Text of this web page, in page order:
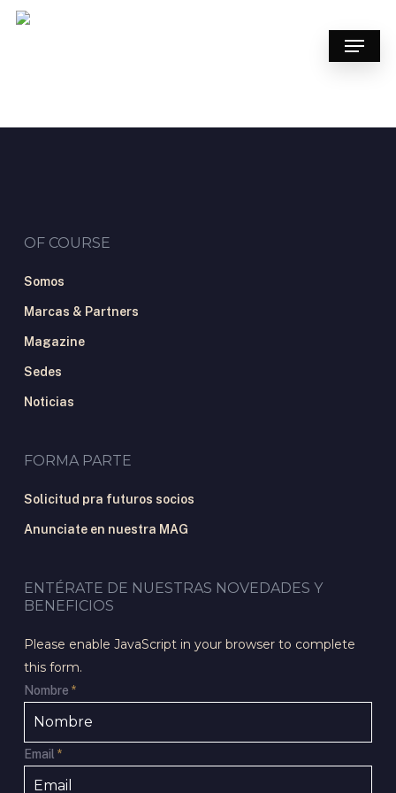
Skip
Menu
OF COURSE
Somos
Marcas & Partners
Magazine
Sedes
Noticias
FORMA PARTE
Solicitud pra futuros socios
Anunciate en nuestra MAG
ENTÉRATE DE NUESTRAS NOVEDADES Y
BENEFICIOS
Please enable JavaScript in your browser to complete
this form.
Nombre *
Email *